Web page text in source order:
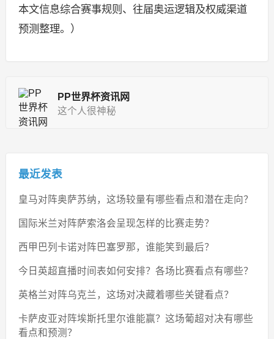
本文信息综合赛事规则、往届奥运逻辑及权威渠道
预测整理。）
PP世界杯资讯网
这个人很神秘
最近发表
皇马对阵奥萨苏纳，这场较量有哪些看点和潜在走向？
国际米兰对阵萨索洛会呈现怎样的比赛走势？
西甲巴列卡诺对阵巴塞罗那，谁能笑到最后？
今日英超直播时间表如何安排？各场比赛看点有哪些？
英格兰对阵乌克兰，这场对决藏着哪些关键看点？
卡萨皮亚对阵埃斯托里尔谁能赢？这场葡超对决有哪些
看点和预测？